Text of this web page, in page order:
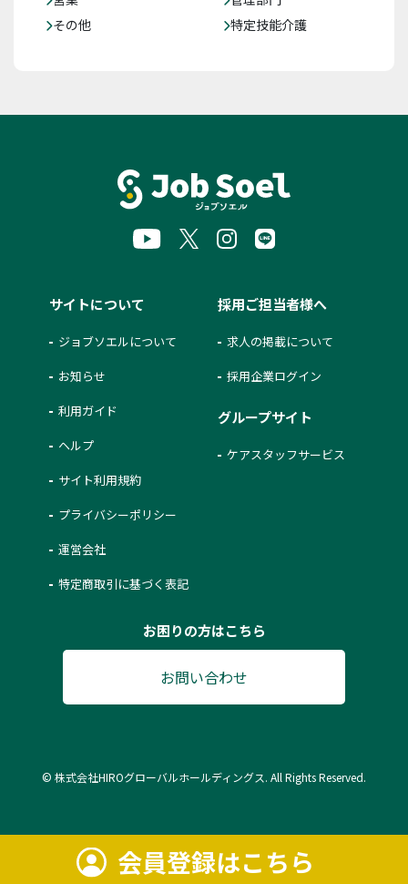
その他
特定技能介護
会員登録はこちら
サイトについて
ジョブソエルについて
お知らせ
利用ガイド
ヘルプ
サイト利用規約
プライバシーポリシー
運営会社
特定商取引に基づく表記
採用ご担当者様へ
求人の掲載について
採用企業ログイン
グループサイト
ケアスタッフサービス
お困りの方はこちら
お問い合わせ
© 株式会社HIROグローバルホールディングス. All Rights Reserved.